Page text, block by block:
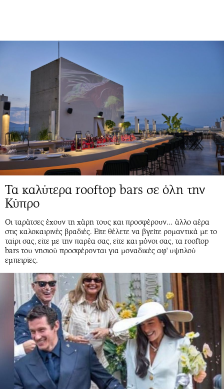
Τα καλύτερα rooftop bars σε όλη την
Κύπρο
Οι ταράτσες έχουν τη χάρη τους και προσφέρουν… άλλο αέρα
στις καλοκαιρινές βραδιές. Είτε θέλετε να βγείτε ρομαντικά με το
ταίρι σας, είτε με την παρέα σας, είτε και μόνοι σας, τα rooftop
bars του νησιού προσφέρονται για μοναδικές αφ' υψηλού
εμπειρίες.